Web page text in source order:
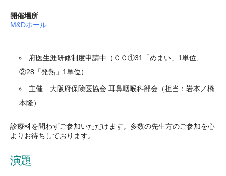
開催場所
M&Dホール
府医生涯研修制度申請中（ＣＣ①31「めまい」1単位、
②28「発熱」1単位）
主催 大阪府保険医協会 耳鼻咽喉科部会（担当：岩本／橋
本隆）
診療科を問わずご参加いただけます。多数の先生方のご参加を心
よりお待ちしております。
演題